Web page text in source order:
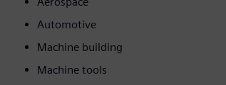
Automotive
Machine building
Machine tools